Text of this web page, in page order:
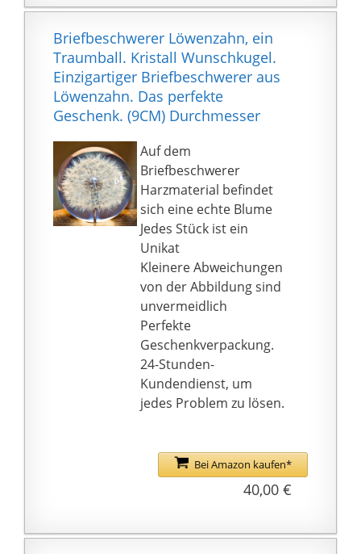
🔍Parameter: Lupe
effektive durchmesser:
80 mm; Vergrößerung:
6-fach, Perfekte Lupe,
einfach zu bedienen
und zu tragen. Ideal
zum Lesen von
Büchern, Karten,
Zeitungen,
Dokumenten usw.
🔍Klassisches und
spezielles Design-
Konzept, bringen Sie
mehr Gebrauch zu
genießen! Abgerundete
Kanten helfen, das
Sichtfeld zu vergrößern,
einfach zu bewegen auf
glatten Oberflächen,
was verzerrungsfreie
Bilder bietet.
🔍Nicht nur eine Lupe,
elegantes
Dekorationsstück für
Ihr Zuhause oder Ihr
tolles Geschenk. Es ist
Briefbeschwerer Löwenzahn, ein
Traumball. Kristall Wunschkugel.
Einzigartiger Briefbeschwerer aus
Löwenzahn. Das perfekte
Geschenk. (9CM) Durchmesser
Auf dem
Briefbeschwerer
Harzmaterial befindet
sich eine echte Blume
Jedes Stück ist ein
Unikat
Kleinere Abweichungen
von der Abbildung sind
unvermeidlich
Perfekte
Geschenkverpackung.
24-Stunden-
Kundendienst, um
jedes Problem zu lösen.
Bei Amazon kaufen*
40,00 €